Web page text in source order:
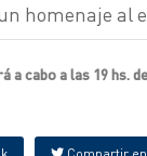
homenaje al
a cabo a las 19 hs.